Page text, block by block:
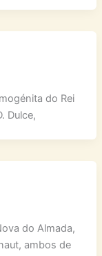
do Rei
Dulce,
do Almada,
ambos de